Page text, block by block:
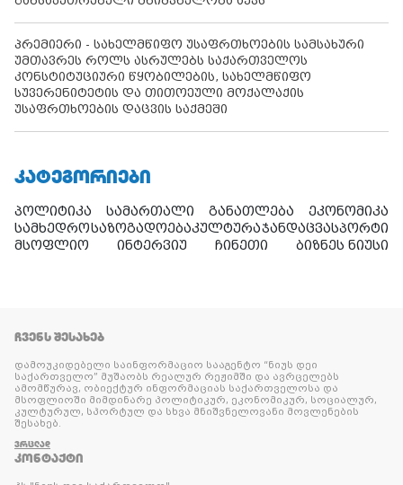
პრემიერი - სახელმწიფო უსაფრთხოების სამსახური
უმთავრეს როლს ასრულებს საქართველოს
კონსტიტუციური წყობილების, სახელმწიფო
სუვერენიტეტის და თითოეული მოქალაქის
უსაფრთხოების დაცვის საქმეში
ᲙᲐᲢᲔᲒᲝᲠᲘᲔᲑᲘ
პოლიტიკა სამართალი განათლება
ეკონომიკა
სამხედროსაზოგადოებაკულტურაჯანდაცვასპორტი
მსოფლიო
ინტერვიუ ჩინეთი ბიზნეს ნიუსი
ᲩᲕᲔᲜᲡ ᲨᲔᲡᲐᲮᲔᲑ
დამოუკიდებელი საინფორმაციო სააგენტო “ნიუს დეი
საქართველო” მუშაობს რეალურ რეჟიმში და ავრცელებს
ამომწურავ, ობიექტურ ინფორმაციას საქართველოსა და
მსოფლიოში მიმდინარე პოლიტიკურ, ეკონომიკურ, სოციალურ,
კულტურულ, სპორტულ და სხვა მნიშვნელოვანი მოვლენების
შესახებ.
ᲕᲠᲪᲚᲐᲓ
ᲙᲝᲜᲢᲐᲥᲢᲘ